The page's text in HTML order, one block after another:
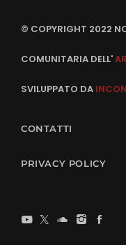
© COPYRIGHT 2022
COMUNITARIA DELL'
SVILUPPATO DA
CONTATTI
PRIVACY POLICY